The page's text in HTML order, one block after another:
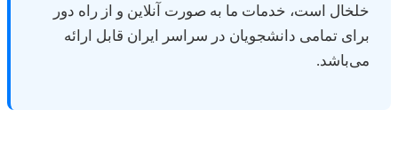
خلخال است، خدمات ما به صورت آنلاین و از راه دور
برای تمامی دانشجویان در سراسر ایران قابل ارائه
می‌باشد.